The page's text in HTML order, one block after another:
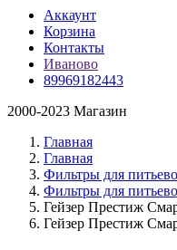
Аккаунт
Корзина
Контакты
Иваново
89969182443
2000-2023 Магазин
Главная
Главная
Фильтры для
Фильтры для
Гейзер Престиж
Гейзер Престиж